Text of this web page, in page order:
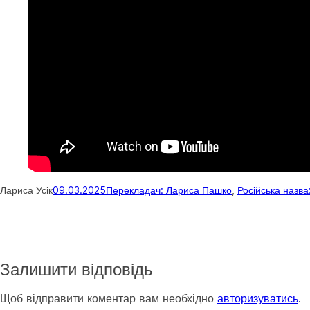
Лариса Усік09.03.2025Перекладач: Лариса Пашко Російська
Залишити відповідь
Щоб відправити коментар вам необхідно авторизуватись.